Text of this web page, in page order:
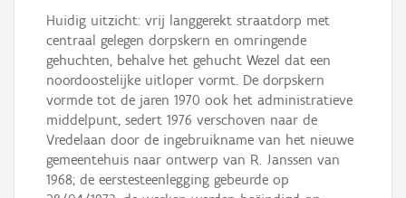
Huidig uitzicht: vrij langgerekt straatdorp met
centraal gelegen dorpskern en omringende
gehuchten, behalve het gehucht Wezel dat een
noordoostelijke uitloper vormt. De dorpskern
vormde tot de jaren 1970 ook het administratieve
middelpunt, sedert 1976 verschoven naar de
Vredelaan door de ingebruikname van het nieuwe
gemeentehuis naar ontwerp van R. Janssen van
1968; de eerstesteenlegging gebeurde op